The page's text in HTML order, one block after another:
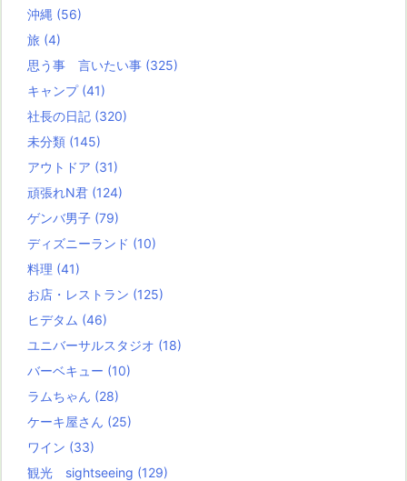
沖縄 (56)
旅 (4)
思う事 言いたい事 (325)
キャンプ (41)
社長の日記 (320)
未分類 (145)
アウトドア (31)
頑張れN君 (124)
ゲンバ男子 (79)
ディズニーランド (10)
料理 (41)
お店・レストラン (125)
ヒデタム (46)
ユニバーサルスタジオ (18)
バーベキュー (10)
ラムちゃん (28)
ケーキ屋さん (25)
ワイン (33)
観光 sightseeing (129)